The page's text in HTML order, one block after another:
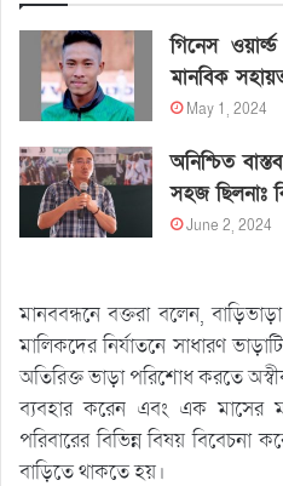
গিনেস
মানবিক
May 1, 2024
অনিশ্চিত
সহজ ছিলনাঃ
June 2, 2024
মানববন্ধনে বক্তরা বলেন,
মালিকদের নির্যাতনে সাধারণ
অতিরিক্ত ভাড়া পরিশোধ করতে
ব্যবহার করেন এবং এক মাসের
পরিবারের বিভিন্ন বিষয়
বাড়িতে থাকতে হয়।